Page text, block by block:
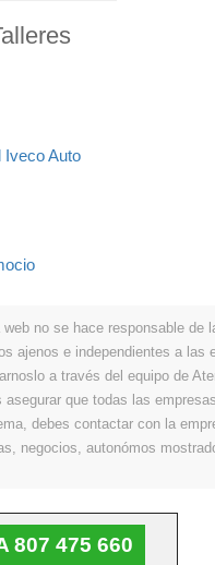
Iveco Auto
no se hace responsable de
ajenos e independientes a las
a través del equipo de
que todas las
debes contactar con la
negocios, autonómos
807 475 660